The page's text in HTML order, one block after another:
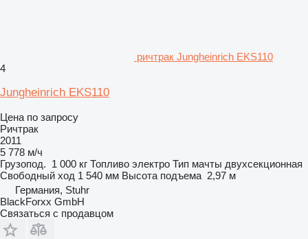
ричтрак Jungheinrich EKS110
4
Jungheinrich EKS110
Цена по запросу
Ричтрак
2011
5 778 м/ч
Грузопод. 1 000 кг Топливо электро Тип мачты двухсекционная
Свободный ход 1 540 мм Высота подъема 2,97 м
Германия, Stuhr
BlackForxx GmbH
Связаться с продавцом